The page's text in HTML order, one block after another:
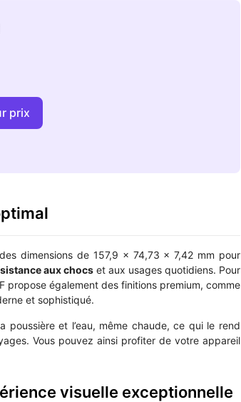
prix
dimensions de 157,9 × 74,73 × 7,42 mm pour
aux chocset aux usages quotidiens. Pour
propose également des finitions premium, comme
et sophistiqué.
et l’eau, même chaude, ce qui le rend
Vous pouvez ainsi profiter de votre appareil
visuelle exceptionnelle